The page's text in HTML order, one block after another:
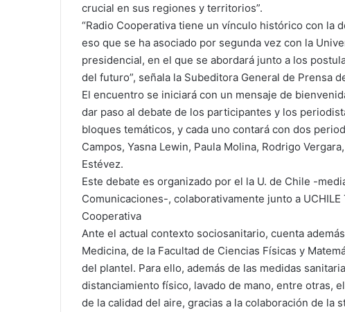
crucial en sus regiones y territorios”.
“Radio Cooperativa tiene un vínculo histórico con la
eso que se ha asociado por segunda vez con la
presidencial, en el que se abordará junto a los
del futuro”, señala la Subeditora General de Prensa
El encuentro se iniciará con un mensaje de
dar paso al debate de los participantes y los
bloques temáticos, y cada uno contará con dos
Campos, Yasna Lewin, Paula Molina, Rodrigo
Estévez.
Este debate es organizado por el la U. de Chile -
Comunicaciones-, colaborativamente junto a
Cooperativa
Ante el actual contexto sociosanitario, cuenta
Medicina, de la Facultad de Ciencias Físicas y
del plantel. Para ello, además de las medidas
distanciamiento físico, lavado de mano, entre otras,
de la calidad del aire, gracias a la colaboración de la